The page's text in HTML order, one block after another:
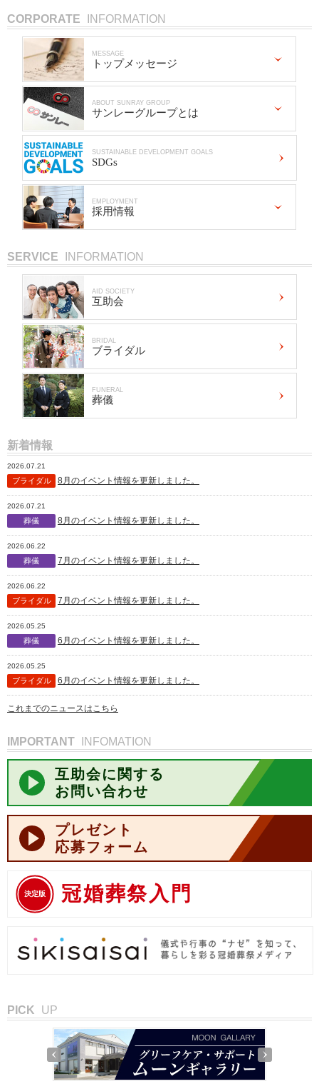
CORPORATE INFORMATION
MESSAGE
トップメッセージ
ABOUT SUNRAY GROUP
サンレーグループとは
SUSTAINABLE DEVELOPMENT GOALS
SDGs
EMPLOYMENT
採用情報
SERVICE INFORMATION
AID SOCIETY
互助会
BRIDAL
ブライダル
FUNERAL
葬儀
新着情報
2026.07.21
ブライダル 8月のイベント情報を更新しました。
2026.07.21
葬儀 8月のイベント情報を更新しました。
2026.06.22
葬儀 7月のイベント情報を更新しました。
2026.06.22
ブライダル 7月のイベント情報を更新しました。
2026.05.25
葬儀 6月のイベント情報を更新しました。
2026.05.25
ブライダル 6月のイベント情報を更新しました。
これまでのニュースはこちら
IMPORTANT INFOMATION
互助会に関する
お問い合わせ
プレゼント
応募フォーム
決定版 冠婚葬祭入門
PICK UP